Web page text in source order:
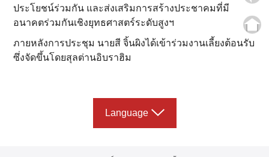
ประโยชน์ร่วมกัน และส่งเสริมการสร้างประชาคมที่มี
อนาคตร่วมกันเชิงยุทธศาสตร์ระดับสูงฯ
ภายหลังการประชุม นายสี จิ้นผิงได้เข้าร่วมงานเลี้ยงต้อนรับ
ซึ่งจัดขึ้นโดยสุลต่านอิบราฮิม
Language